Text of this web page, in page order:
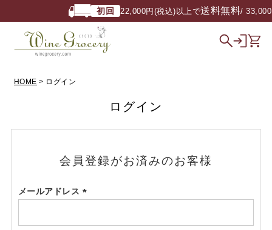
初回 22,000円(税込)以上で送料無料/ 33,000
HOME ログイン
ログイン
会員登録がお済みのお客様
メールアドレス
須)